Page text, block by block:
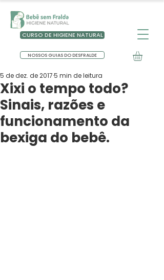
CURSO DE HIGIENE NATURAL
NOSSOS GUIAS DO DESFRALDE
Xixi o tempo todo?
Sinais, razões e
funcionamento da
bexiga do bebê.
5 de dez. de 20175 min de leitura